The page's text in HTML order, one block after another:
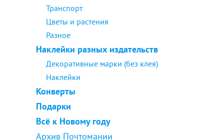
Транспорт
Цветы и растения
Разное
Наклейки разных издательств
Декоративные марки (без клея)
Наклейки
Конверты
Подарки
Всё к Новому году
Архив Почтомании